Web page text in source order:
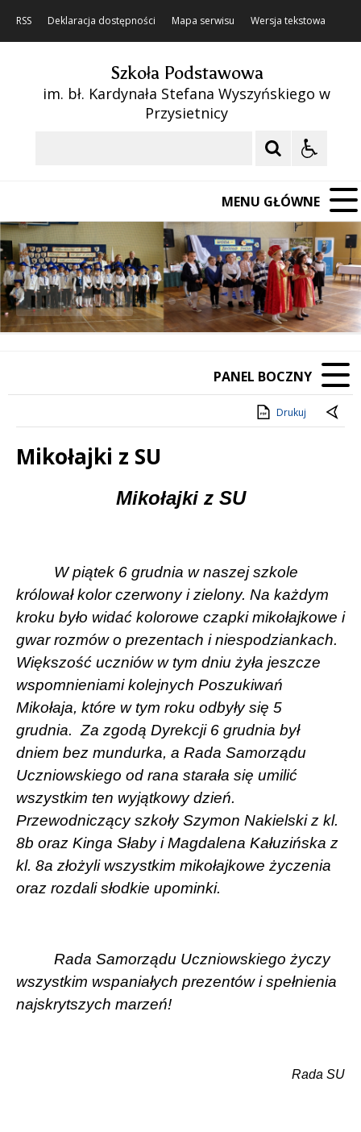
RSS Deklaracja dostępności Mapa serwisu Wersja tekstowa
Szkoła Podstawowa
im. bł. Kardynała Stefana Wyszyńskiego w
Przysietnicy
MENU GŁÓWNE
Poprzedni Element
Następny Element
❚❚
PANEL BOCZNY
Drukuj
Mikołajki z SU
Mikołajki z SU
W piątek 6 grudnia w naszej szkole
królował kolor czerwony i zielony. Na każdym
kroku było widać kolorowe czapki mikołajkowe i
gwar rozmów o prezentach i niespodziankach.
Większość uczniów w tym dniu żyła jeszcze
wspomnieniami kolejnych Poszukiwań
Mikołaja, które w tym roku odbyły się 5
grudnia. Za zgodą Dyrekcji 6 grudnia był
dniem bez mundurka, a Rada Samorządu
Uczniowskiego od rana starała się umilić
wszystkim ten wyjątkowy dzień.
Przewodniczący szkoły Szymon Nakielski z kl.
8b oraz Kinga Słaby i Magdalena Kałuzińska z
kl. 8a złożyli wszystkim mikołajkowe życzenia
oraz rozdali słodkie upominki.
Rada Samorządu Uczniowskiego życzy
wszystkim wspaniałych prezentów i spełnienia
najskrytszych marzeń!
Rada SU